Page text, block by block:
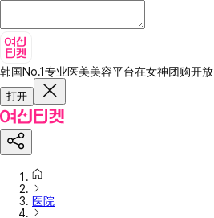
韩国No.1专业医美美容平台在女神团购开放
打开
医院